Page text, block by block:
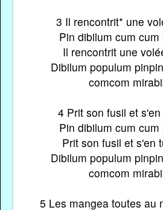
3 Il rencontrit* une
Pin dibilum cum cum
Il rencontrit une
Dibilum populum
comcom
4 Prit son fusil et
Pin dibilum cum cum
Prit son fusil et s'en
Dibilum populum
comcom
5 Les mangea toutes au